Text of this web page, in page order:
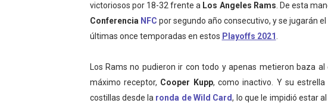
Mundial de piragüismo slalom 2026
Tour de Francia masculino 2026 -
Mundial de Fórmula 1 2026 - Lando
Campeonato de Europa de saltos
victoriosos por 18-32 frente a Los Angeles Rams . De esta
Conferencia NFC por segundo año consecutivo, y se jugarán el
últimas once temporadas en estos Playoffs 2021
Los Rams no pudieron ir con todo y apenas metieron baza
máximo receptor, Cooper Kupp, como inactivo. Y su estrella
costillas desde la ronda de Wild Card, lo que le impidió estar